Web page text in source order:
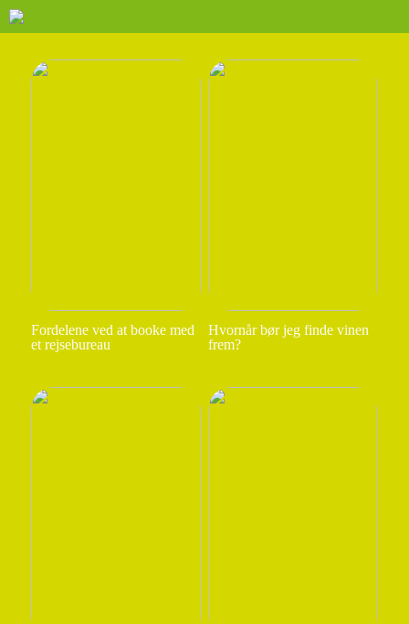
Fordelene ved at booke med
et rejsebureau
Hvornår bør jeg finde vinen
frem?